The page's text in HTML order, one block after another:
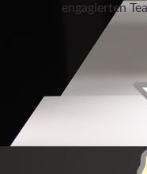
engagierten